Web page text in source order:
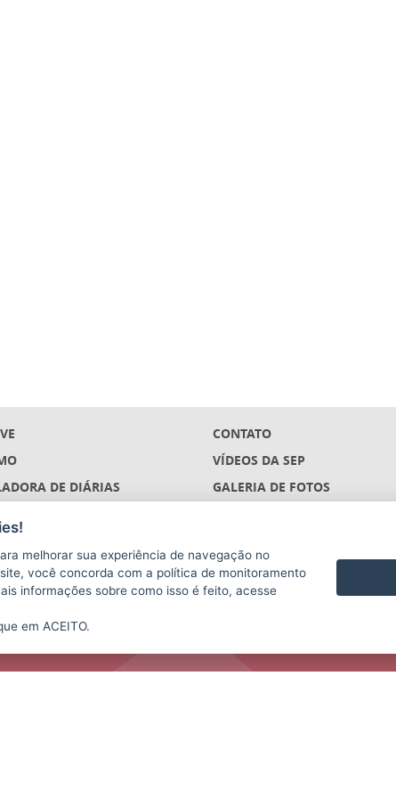
DE DIÁRIAS
CONTATO
VÍDEOS DA SEP
GALERIA DE FOTOS
melhorar sua experiência de navegação no
você concorda com a política de monitoramento
informações sobre como isso é feito, acesse
em ACEITO.